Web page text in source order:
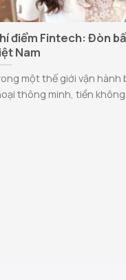
điểm Fintech: Đòn
Nam
một thế giới vận hành
thông minh, tiền